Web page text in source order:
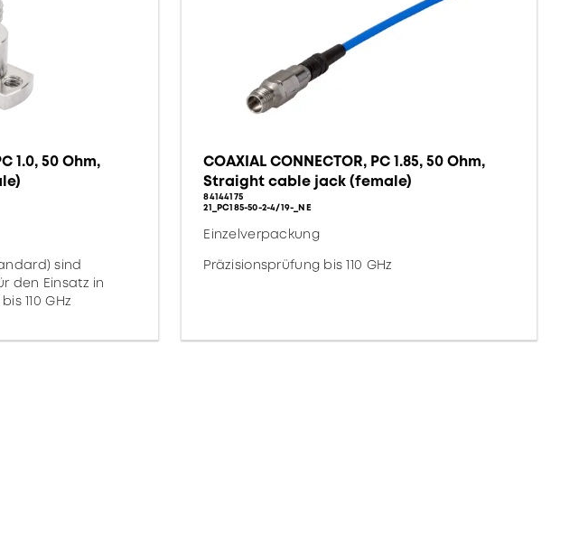
1.0, 50 Ohm,
sind
den Einsatz in
110 GHz
COAXIAL CONNECTOR, PC 1.85, 50 Ohm,
Straight cable jack (female)
84144175
21_PC185-50-2-4/19-_NE
Einzelverpackung
Präzisionsprüfung bis 110 GHz